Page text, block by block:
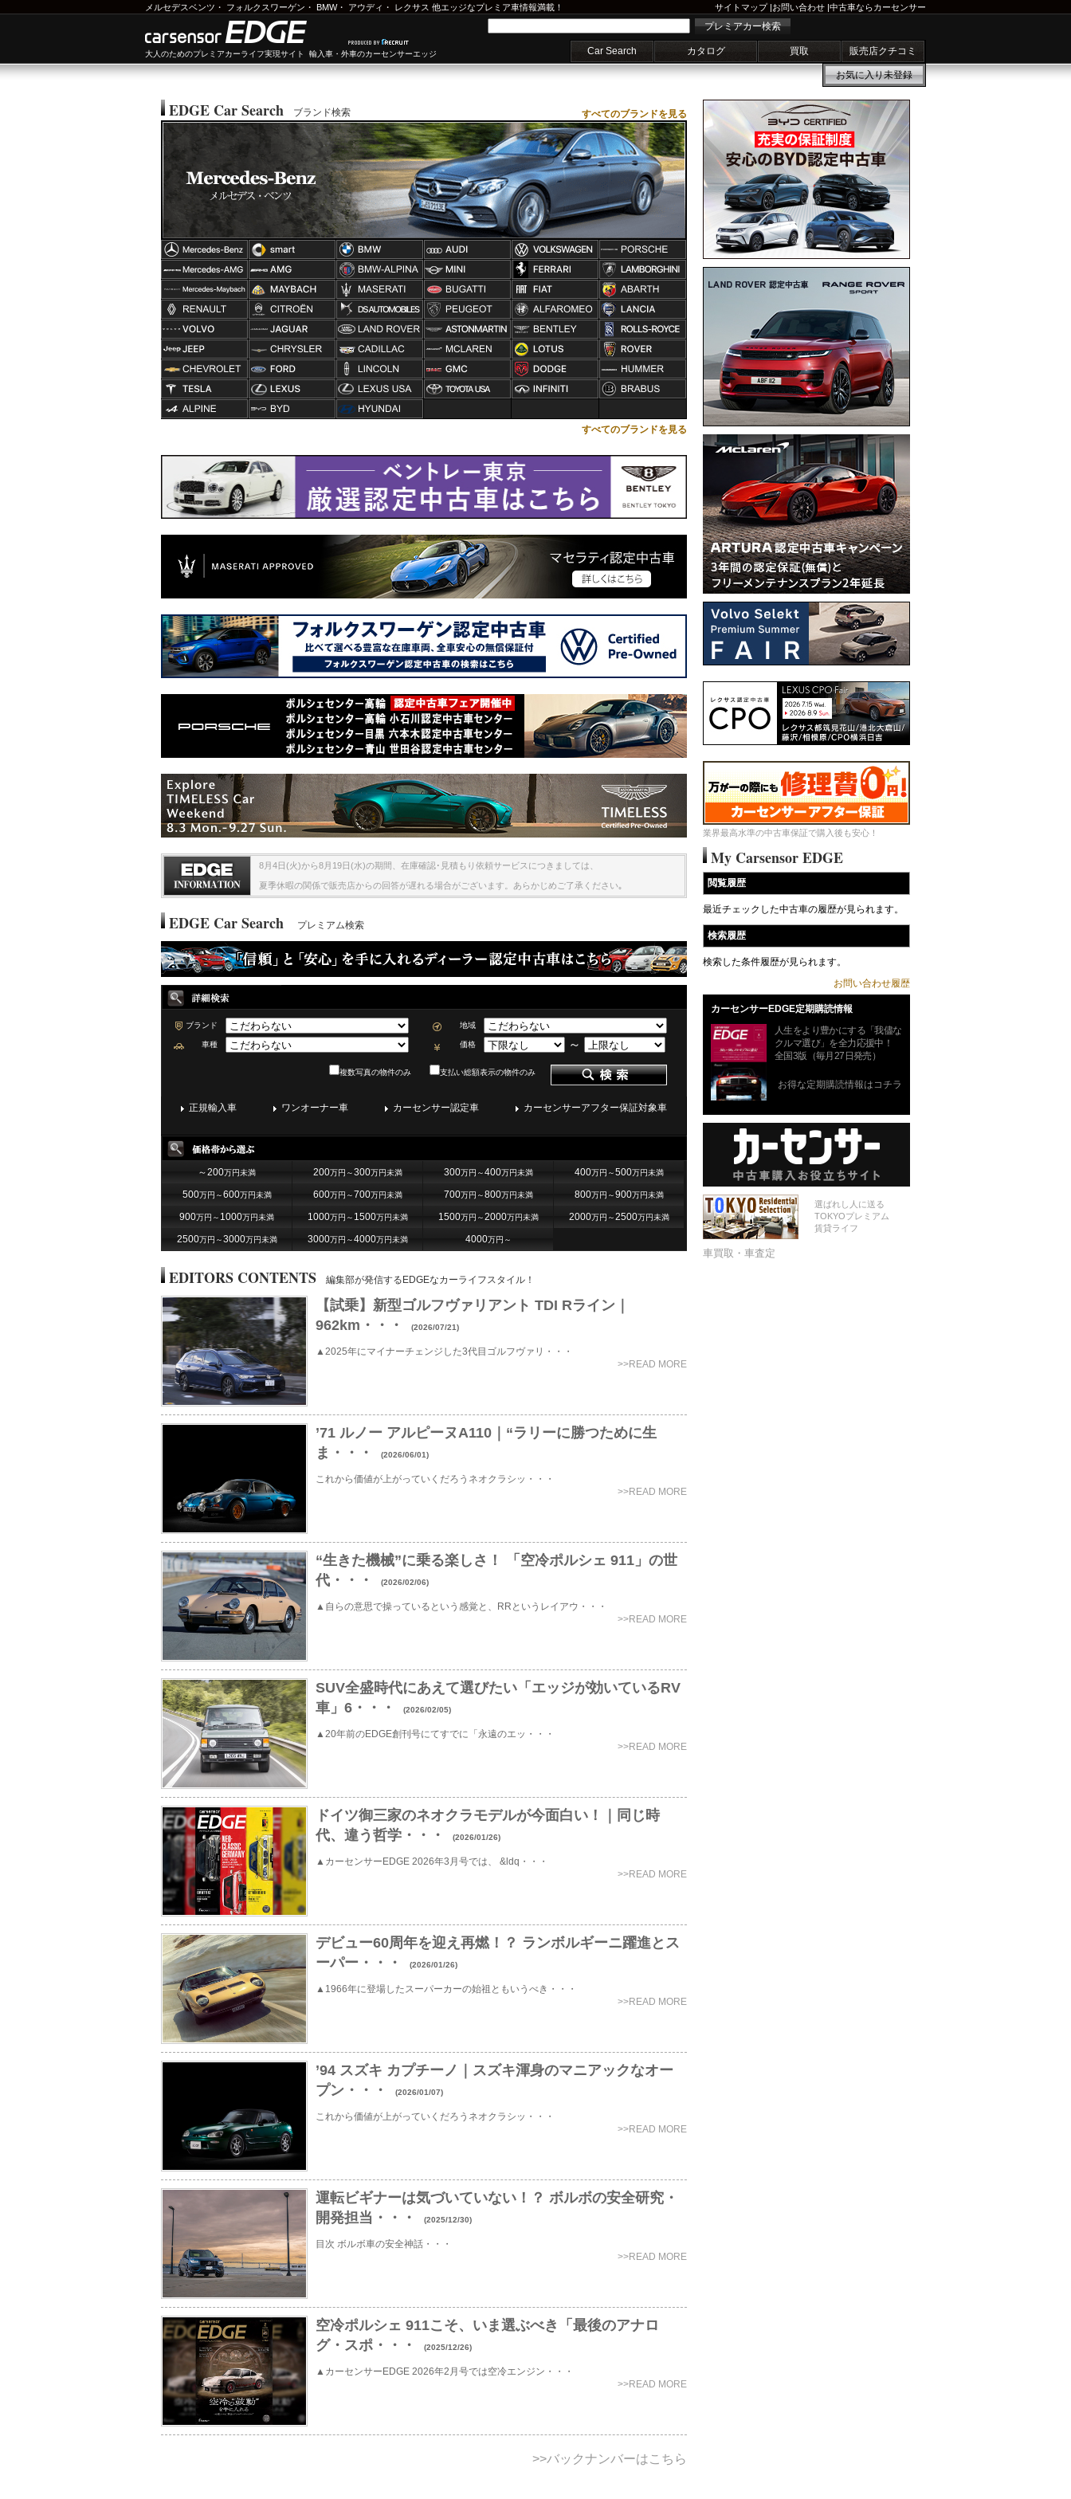
メルセデスベンツ ・ フォルクスワーゲン ・ BMW・ アウディ ・ レクサス 他エッジなプレミア車情報満載！ サイトマップ|お問い合わせ |中古車ならカーセンサー
大人のためのプレミアカーライフ実現サイト 輸入車・外車のカーセンサーエッジ
プレミアカー検索
Car Search カタログ 買取 販売店クチコミ
お気に入り未登録
EDGE Car Search ブランド検索 すべてのブランドを見る
すべてのブランドを見る
8月4日(火)から8月19日(水)の期間、在庫確認･見積もり依頼サービスにつきましては、
夏季休暇の関係で販売店からの回答が遅れる場合がございます。あらかじめご了承ください｡
EDGE Car Search プレミアム検索
ブランド 地域
車種 価格 ～
複数写真の物件のみ 支払い総額表示の物件のみ
正規輸入車 ワンオーナー車 カーセンサー認定車 カーセンサーアフター保証対象車
～200万円未満 200万円～300万円未満 300万円～400万円未満 400万円～500万円未満
500万円～600万円未満 600万円～700万円未満 700万円～800万円未満 800万円～900万円未満
900万円～ 1000万円未満 1000万円～ 1500万円未満 1500万円～2000万円未満 2000万円～2500万円未満
2500万円～3000万円未満 3000万円～4000万円未満 4000万円～
EDITORS CONTENTS 編集部が発信するEDGEなカーライフスタイル！
【試乗】新型ゴルフヴァリアント TDI Rライン｜
962km・・・
(2026/07/21)
▲2025年にマイナーチェンジした3代目ゴルフヴァリ・・・
>>READ MORE
’71 ルノー アルピーヌA110｜“ラリーに勝つために生
ま・・・
(2026/06/01)
これから価値が上がっていくだろうネオクラシッ・・・
>>READ MORE
“生きた機械”に乗る楽しさ！ 「空冷ポルシェ 911」の世
代・・・
(2026/02/06)
▲自らの意思で操っているという感覚と、RRというレイアウ・・・
>>READ MORE
SUV全盛時代にあえて選びたい「エッジが効いているRV
車」6・・・
(2026/02/05)
▲20年前のEDGE創刊号にてすでに「永遠のエッ・・・
>>READ MORE
ドイツ御三家のネオクラモデルが今面白い！｜同じ時
代、違う哲学・・・
(2026/01/26)
▲カーセンサーEDGE 2026年3月号では、 &ldq・・・
>>READ MORE
デビュー60周年を迎え再燃！？ ランボルギーニ躍進とス
ーパー・・・
(2026/01/26)
▲1966年に登場したスーパーカーの始祖ともいうべき・・・
>>READ MORE
’94 スズキ カプチーノ｜スズキ渾身のマニアックなオー
プン・・・
(2026/01/07)
これから価値が上がっていくだろうネオクラシッ・・・
>>READ MORE
運転ビギナーは気づいていない！？ ボルボの安全研究・
開発担当・・・
(2025/12/30)
目次 ボルボ車の安全神話・・・
>>READ MORE
空冷ポルシェ 911こそ、いま選ぶべき「最後のアナロ
グ・スポ・・・
(2025/12/26)
▲カーセンサーEDGE 2026年2月号では空冷エンジン・・・
>>READ MORE
>>バックナンバーはこちら
業界最高水準の中古車保証で購入後も安心！
My Carsensor EDGE
閲覧履歴
最近チェックした中古車の履歴が見られます。
検索履歴
検索した条件履歴が見られます。
お問い合わせ履歴
カーセンサーEDGE定期購読情報
人生をより豊かにする「我儘な
クルマ選び」を全力応援中！
全国3版（毎月27日発売）
お得な定期購読情報はコチラ
選ばれし人に送る
TOKYOプレミアム
賃貸ライフ
車買取・車査定